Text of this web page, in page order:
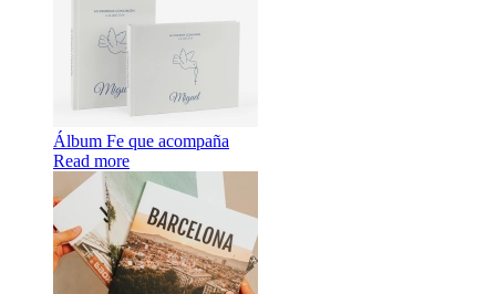
Álbum Fe que acompaña
Read more